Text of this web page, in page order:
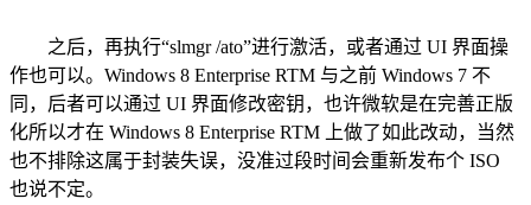
之后，再执行“slmgr /ato”进行激活，或者通过 UI 界面操
作也可以。Windows 8 Enterprise RTM 与之前 Windows 7 不
同，后者可以通过 UI 界面修改密钥，也许微软是在完善正版
化所以才在 Windows 8 Enterprise RTM 上做了如此改动，当然
也不排除这属于封装失误，没准过段时间会重新发布个 ISO
也说不定。